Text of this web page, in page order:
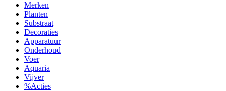
Merken
Planten
Substraat
Decoraties
Apparatuur
Onderhoud
Voer
Aquaria
Vijver
%Acties